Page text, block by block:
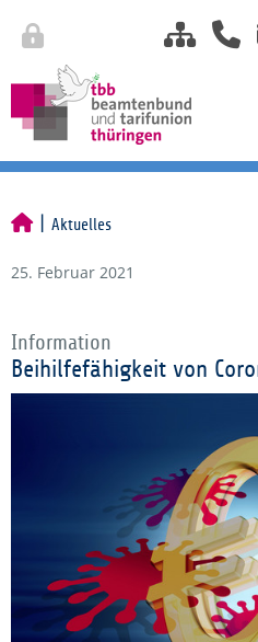
Aktuelles
25. Februar 2021
Information
Beihilfefähigkeit von